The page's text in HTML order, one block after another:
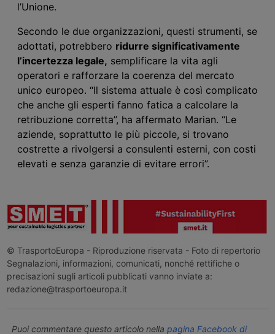
l’Unione.
Secondo le due organizzazioni, questi strumenti, se
adottati, potrebbero ridurre significativamente
l’incertezza legale, semplificare la vita agli
operatori e rafforzare la coerenza del mercato
unico europeo. “Il sistema attuale è così complicato
che anche gli esperti fanno fatica a calcolare la
retribuzione corretta”, ha affermato Marian. “Le
aziende, soprattutto le più piccole, si trovano
costrette a rivolgersi a consulenti esterni, con costi
elevati e senza garanzie di evitare errori”.
© TrasportoEuropa - Riproduzione riservata - Foto di repertorio
Segnalazioni, informazioni, comunicati, nonché rettifiche o
precisazioni sugli articoli pubblicati vanno inviate a:
redazione@trasportoeuropa.it
Puoi commentare questo articolo nella pagina Facebook di